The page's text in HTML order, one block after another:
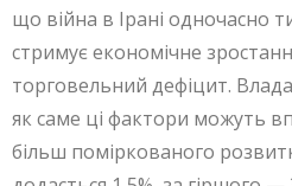
що війна в Ірані одночасно
стримує економічне
торговельний дефіцит.
як саме ці фактори можуть
більш поміркованого